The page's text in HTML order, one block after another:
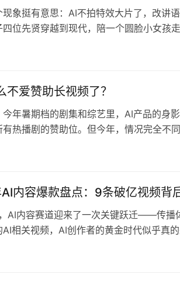
象挺有意思：AI不拍特效大片了，改讲
位先贤穿越到现代，陪一个圆脸小女孩
不爱赞助长视频了？
年暑期档的剧集和综艺里，AI产品的身
热播剧的赞助位。但今年，情况完全不
内容爆款盘点：9条破亿视频背
AI内容赛道迎来了一次关键跃迁——传播
相关视频，AI创作者的黄金时代似乎真